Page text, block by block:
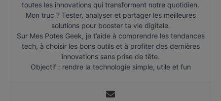
toutes les innovations qui transforment notre quotidien.
Mon truc ? Tester, analyser et partager les meilleures
solutions pour booster ta vie digitale.
Sur Mes Potes Geek, je t’aide à comprendre les tendances
tech, à choisir les bons outils et à profiter des dernières
innovations sans prise de tête.
Objectif : rendre la technologie simple, utile et fun